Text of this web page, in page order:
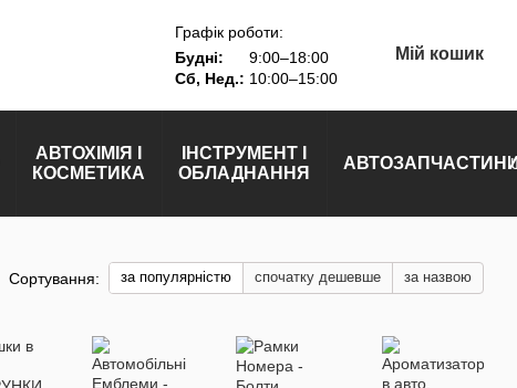
Графік роботи:
Будні:
9:00–18:00
Сб, Нед.: 10:00–15:00
Мій кошик
АВТОХІМІЯ І
КОСМЕТИКА
ІНСТРУМЕНТ І
ОБЛАДНАННЯ
Сортування: за популярністю спочатку дешевше за назвою